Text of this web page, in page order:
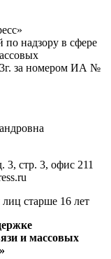
по надзору в сфере
за номером ИА №
3, стр. 3, офис 211
старше 16 лет
и массовых